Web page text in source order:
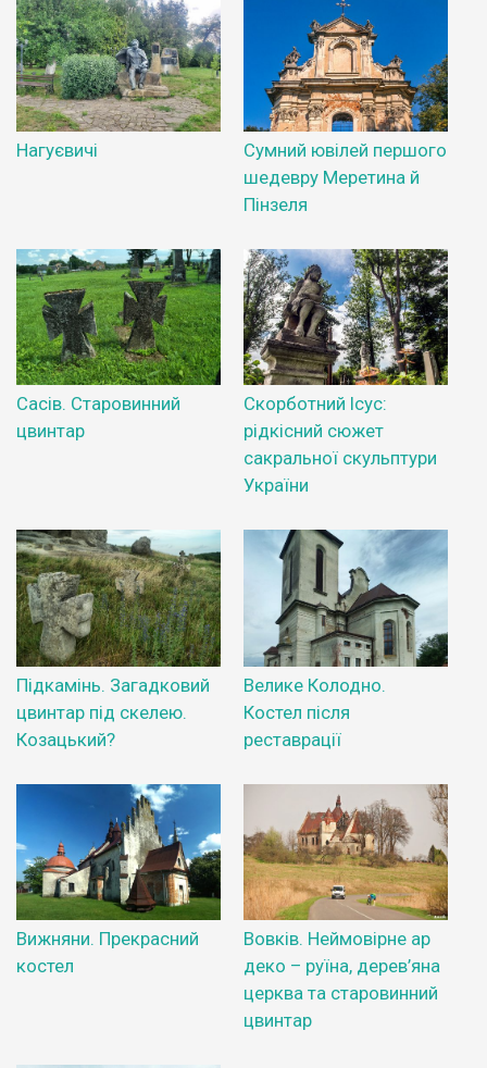
Нагуєвичі
Сумний ювілей першого
шедевру Меретина й
Пінзеля
Сасів. Старовинний
цвинтар
Скорботний Ісус:
рідкісний сюжет
сакральної скульптури
України
Підкамінь. Загадковий
цвинтар під скелею.
Козацький?
Велике Колодно.
Костел після
реставрації
Вижняни. Прекрасний
костел
Вовків. Неймовірне ар
деко – руїна, дерев’яна
церква та старовинний
цвинтар